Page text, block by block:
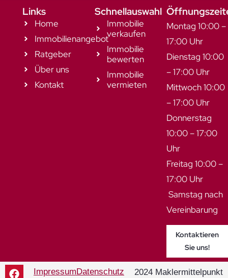
Links
Home
Immobilienangebot
Ratgeber
Über uns
Kontakt
Schnellauswahl
Immobilie
verkaufen
Immobilie
bewerten
Immobilie
vermieten
Montag 10:00 –
17:00 Uhr
Dienstag 10:00
– 17:00 Uhr
Mittwoch 10:00
– 17:00 Uhr
Donnerstag
10:00 – 17:00
Uhr
Freitag 10:00 –
17:00 Uhr
Samstag nach
Vereinbarung
Kontaktieren
Sie uns!
Impressum Datenschutz 2024 Maklermittelpunkt